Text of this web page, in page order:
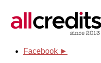
Facebook ►